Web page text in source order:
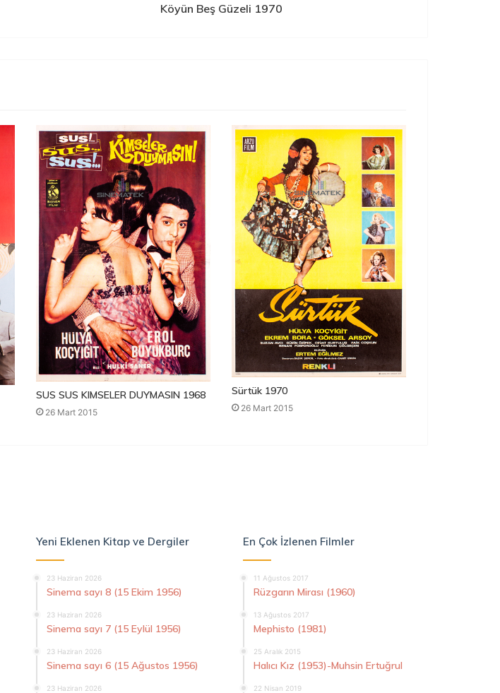
Köyün Beş Güzeli 1970
SUS SUS KIMSELER DUYMASIN 1968
26 Mart 2015
Sürtük 1970
26 Mart 2015
Yeni Eklenen Kitap ve Dergiler
23 Haziran 2026
Sinema sayı 8 (15 Ekim 1956)
23 Haziran 2026
Sinema sayı 7 (15 Eylül 1956)
23 Haziran 2026
Sinema sayı 6 (15 Ağustos 1956)
23 Haziran 2026
En Çok İzlenen Filmler
11 Ağustos 2017
Rüzgarın Mirası (1960)
13 Ağustos 2017
Mephisto (1981)
25 Aralık 2015
Halıcı Kız (1953)-Muhsin Ertuğrul
22 Nisan 2019